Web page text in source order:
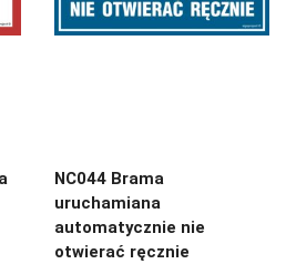
NC044 Brama
uruchamiana
automatycznie nie
otwierać ręcznie